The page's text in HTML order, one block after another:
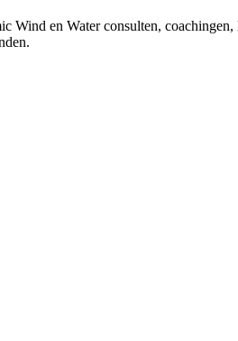
Wind en Water consulten,